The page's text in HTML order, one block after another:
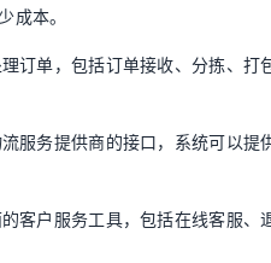
成本。
订单，包括订单接收、分拣、
服务提供商的接口，系统可以
客户服务工具，包括在线客服